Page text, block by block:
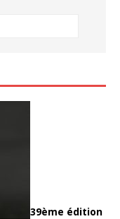
39ème édition